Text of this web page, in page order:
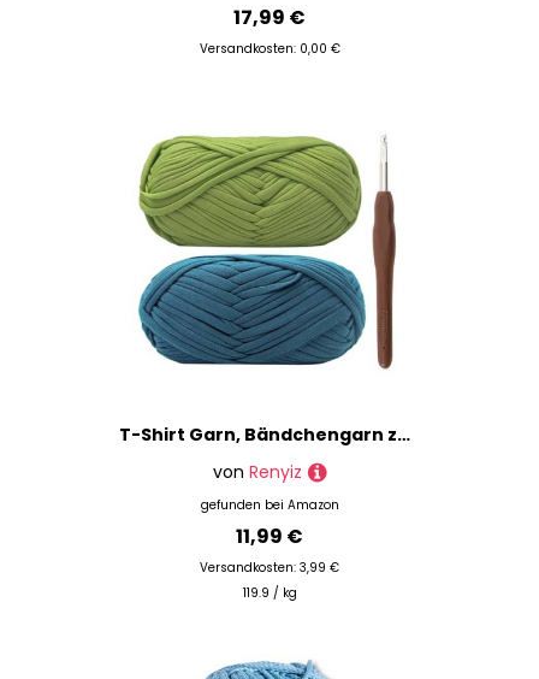
17,99 €
Versandkosten: 0,00 €
T-Shirt Garn, Bändchengarn zum Häkeln und Stricken Textilgarn 2 x 100g Dickes Polyester-Garn mit einer 6mm Häkelnadel für Häkeltaschen, Körbe, Teppiche, Heimdekoration und DIY-Kunsthandwerk (Salbei)
von Renyiz
gefunden bei Amazon
11,99 €
Versandkosten: 3,99 €
119.9 / kg